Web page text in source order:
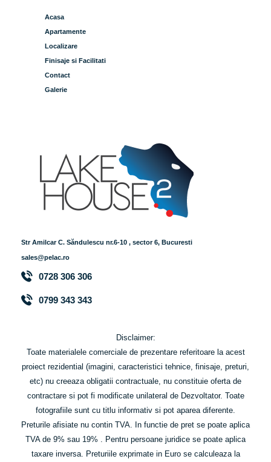
Acasa
Apartamente
Localizare
Finisaje si Facilitati
Contact
Galerie
Str Amilcar C. Săndulescu nr.6-10 , sector 6, Bucuresti
sales@pelac.ro
0728 306 306
0799 343 343
Disclaimer:
Toate materialele comerciale de prezentare referitoare la acest
proiect rezidential (imagini, caracteristici tehnice, finisaje, preturi,
etc) nu creeaza obligatii contractuale, nu constituie oferta de
contractare si pot fi modificate unilateral de Dezvoltator. Toate
fotografiile sunt cu titlu informativ si pot aparea diferente.
Preturile afisiate nu contin TVA. In functie de pret se poate aplica
TVA de 9% sau 19% . Pentru persoane juridice se poate aplica
taxare inversa. Preturiile exprimate in Euro se calculeaza la